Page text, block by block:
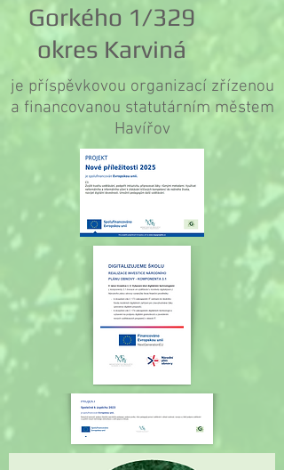
Gorkého 1/329
okres Karviná
je příspěvkovou organizací zřízenou
a financovanou statutárním městem
Havířov